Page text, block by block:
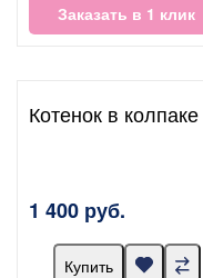
Заказать в 1 клик
Котенок в колпаке
1 400 руб.
Купить